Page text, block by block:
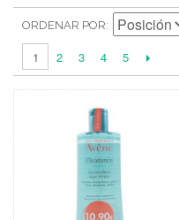
ORDENAR POR
1 2 3 4 5